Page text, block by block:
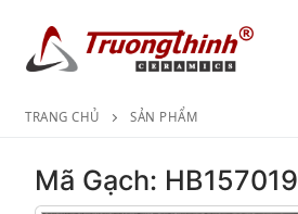
TRANG CHỦ SẢN PHẨM
Mã Gạch: HB157019